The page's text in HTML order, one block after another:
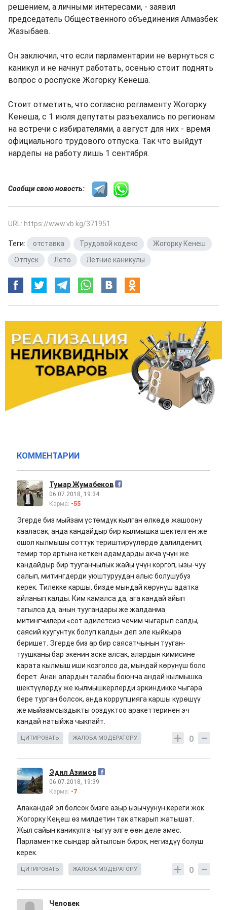
решением, а личными интересами, - заявил
председатель Общественного объединения Алмазбек
Жазыбаев.
Он заключил, что если парламентарии не вернуться с
каникул и не начнут работать, осенью стоит поднять
вопрос о роспуске Жогорку Кенеша.
Стоит отметить, что согласно регламенту Жогорку
Кенеша, с 1 июля депутаты разъехались по регионам
на встречи с избирателями, а август для них - время
официального трудового отпуска. Так что выйдут
нардепы на работу лишь 1 сентября.
Сообщи свою новость:
URL: https://www.vb.kg/371951
Теги: отставка Трудовой кодекс Жогорку Кенеш
Отпуск
Лето Летние каникулы
КОММЕНТАРИИ
Тумар Жумабеков
06.07.2018, 19:34
Карма: -55
Эгерде биз мыйзам үстөмдүк кылган өлкөдө жашоону
кааласак, анда кандайдыр бир кылмышка шектелген же
ошол кылмышы соттук териштирүүлөрдө далилденип,
темир тор артына кеткен адамдарды акча үчүн же
кандайдыр бир тууганчылык жайы үчүн коргоп, ызы-чуу
салып, митингдерди уюштуруудан алыс болушубуз
керек. Тилекке каршы, бизде мындай көрүнүш адатка
айланып калды. Ким камалса да, ага кандай айып
тагылса да, анын туугандары же жалданма
митингчилери «сот адилетсиз чечим чыгарып салды,
саясий куугунтук болуп калды» деп эле кыйкыра
беришет. Эгерде биз ар бир саясатчынын тууган-
туушканы бар экенин эске алсак, алардын кимисине
карата кылмыш иши козголсо да, мындай көрүнүш боло
берет. Анан алардын талабы боюнча андай кылмышка
шектүүлөрдү же кылмышкерлерди эркиндикке чыгара
бере турган болсок, анда коррупцияга каршы күрөшүү
же мыйзамсыздыкты ооздуктоо аракеттеринен эч
кандай натыйжа чыкпайт.
0
ЦИТИРОВАТЬ ЖАЛОБА МОДЕРАТОРУ
Эдил Азимов
06.07.2018, 19:39
Карма: -7
Алакандай эл болсок бизге азыр ызычуунун кереги жок.
Жогорку Кеңеш өз милдетин так аткарып жатышат.
Жыл сайын каникулга чыгуу элге өөн деле эмес.
Парламентке сындар айтылсын бирок, негиздүү болуш
керек.
0
ЦИТИРОВАТЬ ЖАЛОБА МОДЕРАТОРУ
Человек